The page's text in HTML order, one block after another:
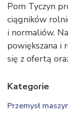
Pom Tyczyn
ciągników
i normaliów.
powiększana i
się z ofertą
Kategorie
Przemysł